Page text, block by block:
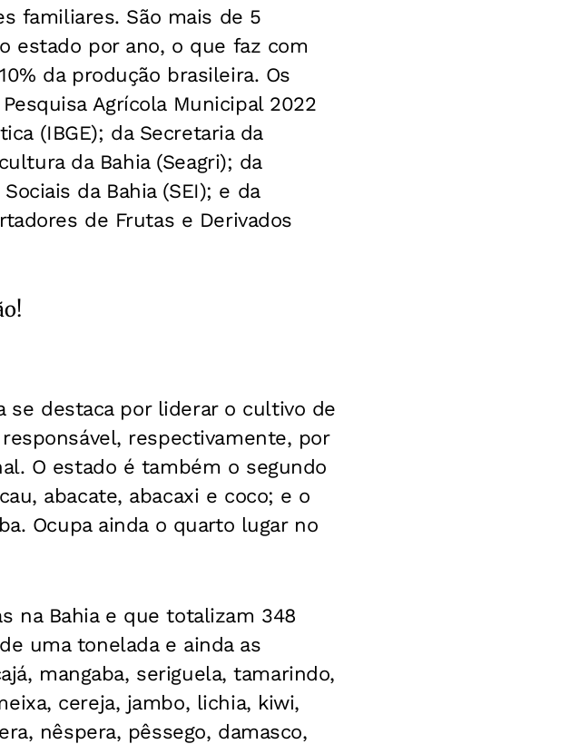
familiares. São mais de 5
estado por ano, o que faz com
da produção brasileira. Os
Agrícola Municipal 2022
(IBGE); da Secretaria da
da Bahia (Seagri); da
da Bahia (SEI); e da
de Frutas e Derivados
se destaca por liderar o cultivo de
respectivamente, por
O estado é também o segundo
abacate, abacaxi e coco; e o
Ocupa ainda o quarto lugar no
na Bahia e que totalizam 348
uma tonelada e ainda as
mangaba, seriguela, tamarindo,
cereja, jambo, lichia, kiwi,
nêspera, pêssego, damasco,